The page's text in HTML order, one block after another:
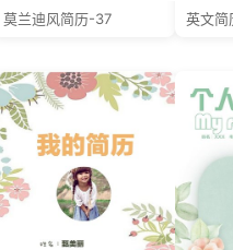
莫兰迪风简历-37 英文